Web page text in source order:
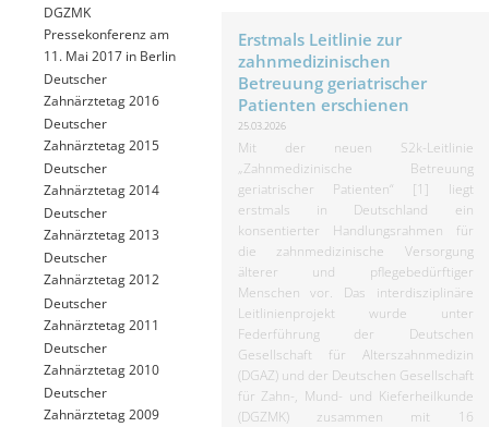
DGZMK
Pressekonferenz am
11. Mai 2017 in Berlin
Deutscher
Zahnärztetag 2016
Deutscher
Zahnärztetag 2015
Deutscher
Zahnärztetag 2014
Deutscher
Zahnärztetag 2013
Deutscher
Zahnärztetag 2012
Deutscher
Zahnärztetag 2011
Deutscher
Zahnärztetag 2010
Deutscher
Zahnärztetag 2009
Erstmals Leitlinie zur
zahnmedizinischen
Betreuung geriatrischer
Patienten erschienen
25.03.2026
Mit der neuen S2k-Leitlinie
„Zahnmedizinische Betreuung
geriatrischer Patienten“ [1] liegt
erstmals in Deutschland ein
konsentierter Handlungsrahmen für
die zahnmedizinische Versorgung
älterer und pflegebedürftiger
Menschen vor. Das interdisziplinäre
Leitlinienprojekt wurde unter
Federführung der Deutschen
Gesellschaft für Alterszahnmedizin
(DGAZ) und der Deutschen Gesellschaft
für Zahn-, Mund- und Kieferheilkunde
(DGZMK) zusammen mit 16